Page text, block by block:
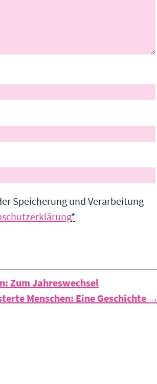
Speicherung und Verarbeitung
*
Zum Jahreswechsel
Menschen: Eine Geschichte →